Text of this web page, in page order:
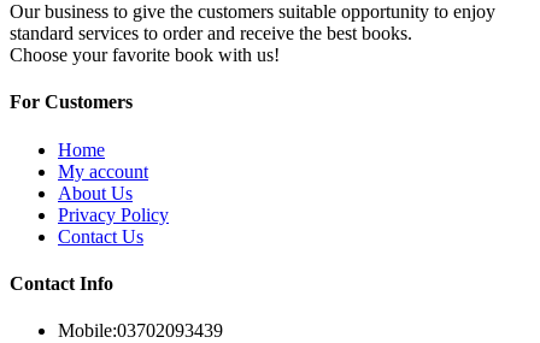
Our business to give the customers suitable opportunity to enjoy
standard services to order and receive the best books.
Choose your favorite book with us!
For Customers
Home
My account
About Us
Privacy Policy
Contact Us
Contact Info
Mobile:03702093439